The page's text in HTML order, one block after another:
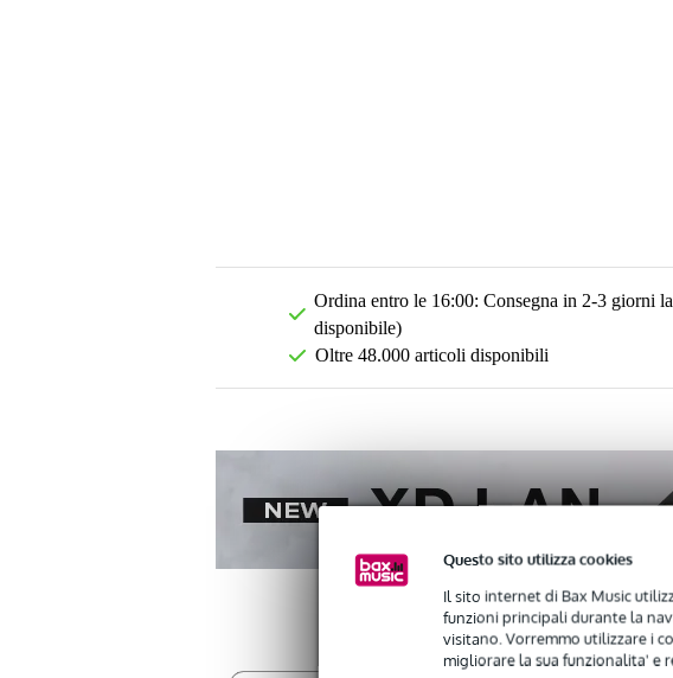
Questo sito utilizza cookies
Il sito internet di Bax Music
funzioni principali durante la
visitano. Vorremmo utilizzare i
migliorare la sua funzionalita' e
Ordina entro le 16:00: Consegna in 2-3 giorni
disponibile)
Oltre 48.000 articoli disponibili